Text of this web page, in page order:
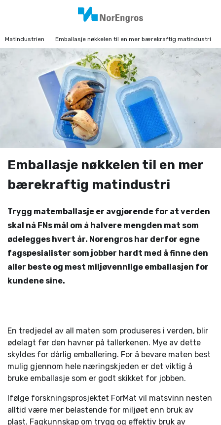
Matindustrien Emballasje nøkkelen til en mer bærekraftig matindustri
Emballasje nøkkelen til en mer
bærekraftig matindustri
Trygg matemballasje er avgjørende for at verden
skal nå FNs mål om å halvere mengden mat som
ødelegges hvert år. Norengros har derfor egne
fagspesialister som jobber hardt med å finne den
aller beste og mest miljøvennlige emballasjen for
kundene sine.
En tredjedel av all maten som produseres i verden, blir
ødelagt før den havner på tallerkenen. Mye av dette
skyldes for dårlig emballering. For å bevare maten best
mulig gjennom hele næringskjeden er det viktig å
bruke emballasje som er godt skikket for jobben.
Ifølge forskningsprosjektet ForMat vil matsvinn nesten
alltid være mer belastende for miljøet enn bruk av
plast. Fagkunnskap om trygg og effektiv bruk av